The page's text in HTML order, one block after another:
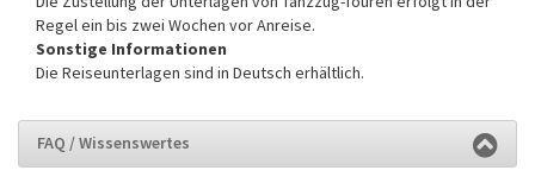
Regel ein bis zwei Wochen vor Anreise.
Sonstige Informationen
Die Reiseunterlagen sind in Deutsch erhältlich.
FAQ / Wissenswertes